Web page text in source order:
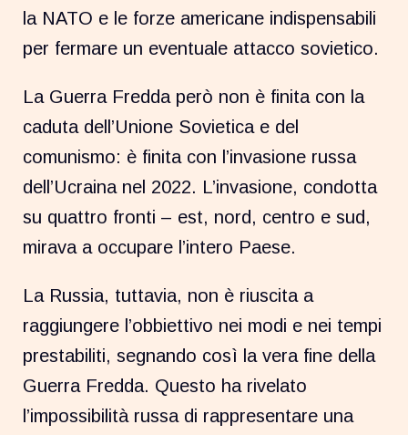
la NATO e le forze americane indispensabili
per fermare un eventuale attacco sovietico.
La Guerra Fredda però non è finita con la
caduta dell’Unione Sovietica e del
comunismo: è finita con l’invasione russa
dell’Ucraina nel 2022. L’invasione, condotta
su quattro fronti – est, nord, centro e sud,
mirava a occupare l’intero Paese.
La Russia, tuttavia, non è riuscita a
raggiungere l’obbiettivo nei modi e nei tempi
prestabiliti, segnando così la vera fine della
Guerra Fredda. Questo ha rivelato
l’impossibilità russa di rappresentare una